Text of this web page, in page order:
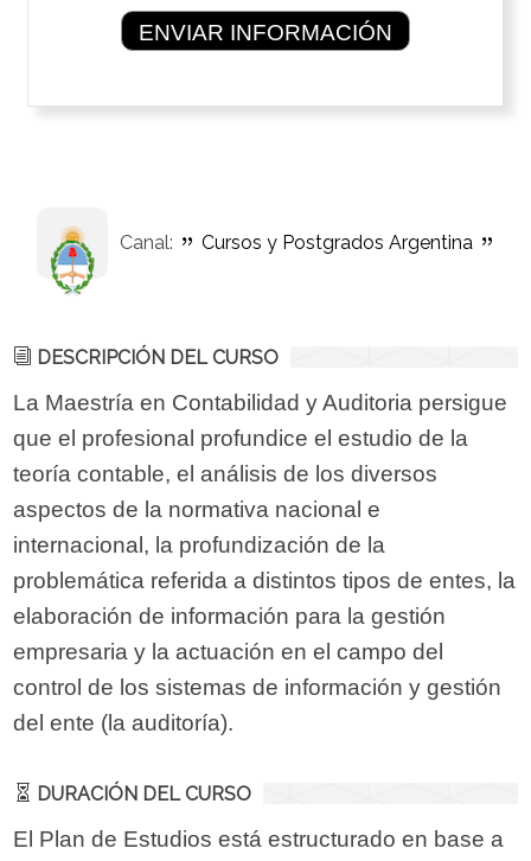
Canal: Cursos y Postgrados Argentina
DESCRIPCIÓN DEL CURSO
La Maestría en Contabilidad y Auditoria persigue
que el profesional profundice el estudio de la
teoría contable, el análisis de los diversos
aspectos de la normativa nacional e
internacional, la profundización de la
problemática referida a distintos tipos de entes, la
elaboración de información para la gestión
empresaria y la actuación en el campo del
control de los sistemas de información y gestión
del ente (la auditoría).
DURACIÓN DEL CURSO
El Plan de Estudios está estructurado en base a